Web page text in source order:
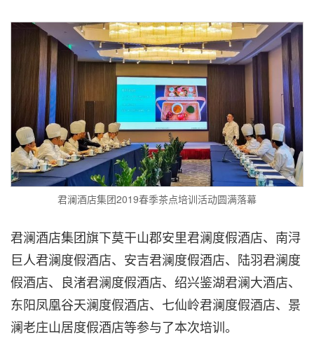
君澜酒店集团2019春季茶点培训活动圆满落幕
君澜酒店集团旗下莫干山郡安里君澜度假酒店、南浔
巨人君澜度假酒店、安吉君澜度假酒店、陆羽君澜度
假酒店、良渚君澜度假酒店、绍兴鉴湖君澜大酒店、
东阳凤凰谷天澜度假酒店、七仙岭君澜度假酒店、景
澜老庄山居度假酒店等参与了本次培训。